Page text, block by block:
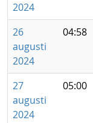
2024
26
augusti
2024
04:58
27
augusti
2024
05:00